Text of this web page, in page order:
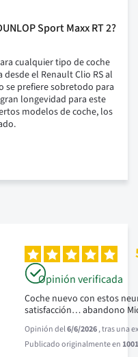
Sport Maxx RT 2?
cualquier tipo de coche
el Renault Clio RS al
se prefiere sobretodo para
longevidad para este
modelos de coche, los
Opinión verificada
Coche nuevo con estos
satisfacción… abandono
Opinión del6/6/2026, tras una
Publicado originalmente en